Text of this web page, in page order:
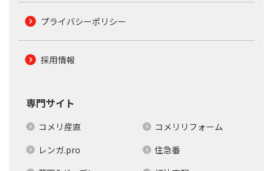
プライバシーポリシー
採用情報
専門サイト
コメリ産直
コメリリフォーム
レンガ.pro
住急番